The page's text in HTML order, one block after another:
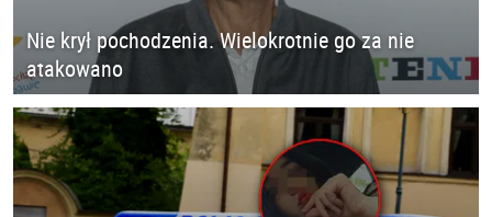
Nie krył pochodzenia. Wielokrotnie go za nie
atakowano